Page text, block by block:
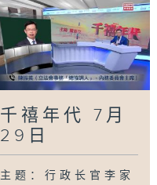
千禧年代 7月
29日
主题：行政长官李家